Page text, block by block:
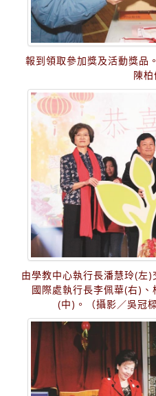
報到領取參加獎及活動獎品
陳柏
由學教中心執行長潘慧玲(左
國際處執行長李佩華(右)
(中)。（攝影／吳冠